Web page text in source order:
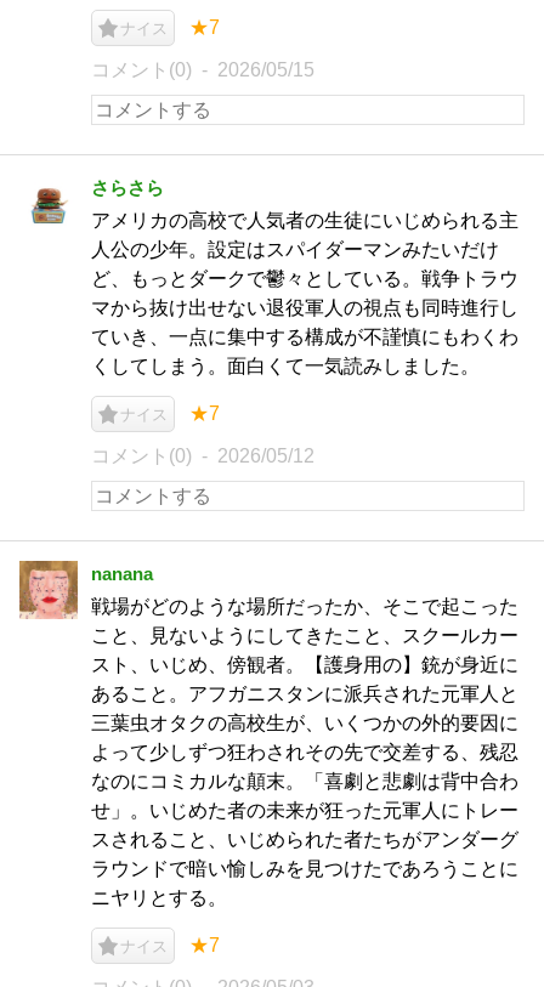
ナイス ★7
コメント(0) 2026/05/15
さらさら
アメリカの高校で人気者の生徒にいじめられる主
人公の少年。設定はスパイダーマンみたいだけ
ど、もっとダークで鬱々としている。戦争トラウ
マから抜け出せない退役軍人の視点も同時進行し
ていき、一点に集中する構成が不謹慎にもわくわ
くしてしまう。面白くて一気読みしました。
ナイス ★7
コメント(0) 2026/05/12
nanana
戦場がどのような場所だったか、そこで起こった
こと、見ないようにしてきたこと、スクールカー
スト、いじめ、傍観者。【護身用の】銃が身近に
あること。アフガニスタンに派兵された元軍人と
三葉虫オタクの高校生が、いくつかの外的要因に
よって少しずつ狂わされその先で交差する、残忍
なのにコミカルな顛末。「喜劇と悲劇は背中合わ
せ」。いじめた者の未来が狂った元軍人にトレー
スされること、いじめられた者たちがアンダーグ
ラウンドで暗い愉しみを見つけたであろうことに
ニヤリとする。
ナイス ★7